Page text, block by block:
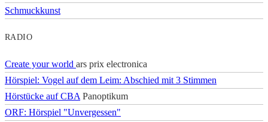
Schmuckkunst
RADIO
Create your world ars prix electronica
Hörspiel: Vogel auf dem Leim: Abschied mit 3 Stimmen
Hörstücke auf CBA Panoptikum
ORF: Hörspiel "Unvergessen"